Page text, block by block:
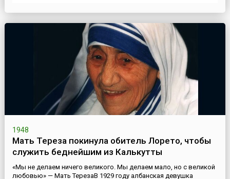
Советской власти вся страна готовилась к проведению
грандиозного...
1948
Мать Тереза покинула обитель Лорето, чтобы
служить беднейшим из Калькутты
«Мы не делаем ничего великого. Мы делаем мало, но с великой
любовью» — Мать ТерезаВ 1929 году албанская девушка